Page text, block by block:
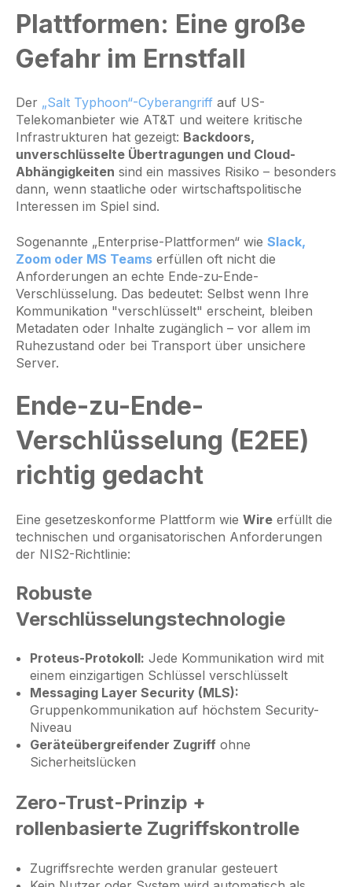
Plattformen: Eine große
Gefahr im Ernstfall
Der „Salt Typhoon“-Cyberangriff auf US-
Telekomanbieter wie AT&T und weitere kritische
Infrastrukturen hat gezeigt: Backdoors,
unverschlüsselte Übertragungen und Cloud-
Abhängigkeiten sind ein massives Risiko – besonders
dann, wenn staatliche oder wirtschaftspolitische
Interessen im Spiel sind.
Sogenannte „Enterprise-Plattformen“ wie Slack,
Zoom oder MS Teams erfüllen oft nicht die
Anforderungen an echte Ende-zu-Ende-
Verschlüsselung. Das bedeutet: Selbst wenn Ihre
Kommunikation "verschlüsselt" erscheint, bleiben
Metadaten oder Inhalte zugänglich – vor allem im
Ruhezustand oder bei Transport über unsichere
Server.
Ende-zu-Ende-
Verschlüsselung (E2EE)
richtig gedacht
Eine gesetzeskonforme Plattform wie Wire erfüllt die
technischen und organisatorischen Anforderungen
der NIS2-Richtlinie:
Robuste
Verschlüsselungstechnologie
Proteus-Protokoll: Jede Kommunikation wird mit
einem einzigartigen Schlüssel verschlüsselt
Messaging Layer Security (MLS):
Gruppenkommunikation auf höchstem Security-
Niveau
Geräteübergreifender Zugriffohne
Sicherheitslücken
Zero-Trust-Prinzip +
rollenbasierte Zugriffskontrolle
Zugriffsrechte werden granular gesteuert